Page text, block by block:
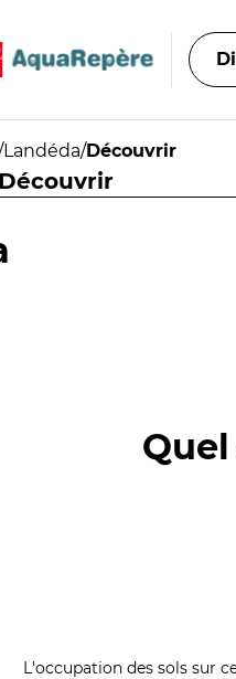
Landéda/Découvrir
Découvrir
L'occupation des sols sur